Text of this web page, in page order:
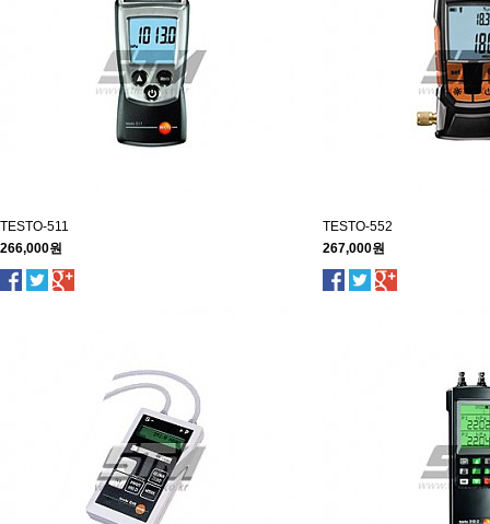
TESTO-511
266,000원
TESTO-552
267,000원